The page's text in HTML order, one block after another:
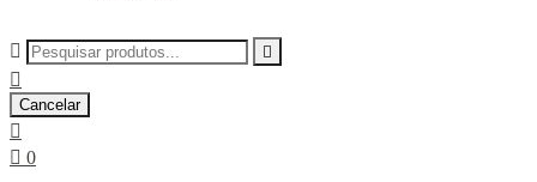
 

Cancelar

 0